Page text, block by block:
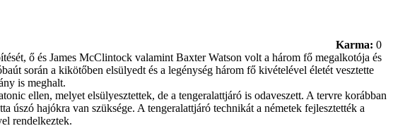
Karma: 0
ő és James McClintock valamint Baxter Watson volt a három fő megalkotója és
során a kikötőben elsülyedt és a legénység három fő kivételével életét vesztette
is meghalt.
ellen, melyet elsülyesztettek, de a tengeralattjáró is odaveszett. A tervre korábban
úszó hajókra van szüksége. A tengeralattjáró technikát a németek fejlesztették a
rendelkeztek.